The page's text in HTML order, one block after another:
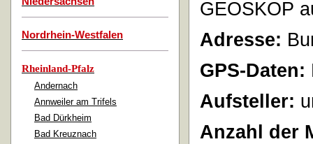
Nordrhein-Westfalen
Rheinland-Pfalz
Andernach
Annweiler am Trifels
Bad Dürkheim
Bad Kreuznach
GEOSKOP
Adresse:
GPS-Daten:
Aufsteller:
Anzahl der